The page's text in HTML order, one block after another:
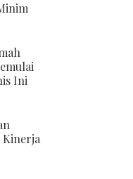
Ini